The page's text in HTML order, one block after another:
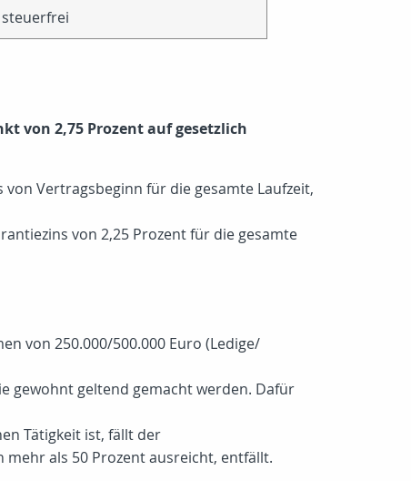
steuerfrei
von 2,75 Prozent auf gesetzlich
Vertragsbeginn für die gesamte Laufzeit,
von 2,25 Prozent für die gesamte
von 250.000/500.000 Euro (Ledige/
gewohnt geltend gemacht werden. Dafür
Tätigkeit ist, fällt der
mehr als 50 Prozent ausreicht, entfällt.